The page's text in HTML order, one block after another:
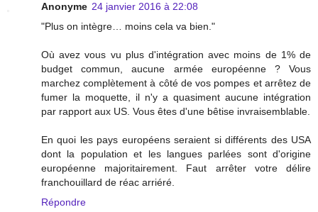
Anonyme 24 janvier 2016 à 22:08
"Plus on intègre… moins cela va bien."
Où avez vous vu plus d'intégration avec moins de 1% de
budget commun, aucune armée européenne ? Vous
marchez complètement à côté de vos pompes et arrêtez de
fumer la moquette, il n'y a quasiment aucune intégration
par rapport aux US. Vous êtes d'une bêtise invraisemblable.
En quoi les pays européens seraient si différents des USA
dont la population et les langues parlées sont d'origine
européenne majoritairement. Faut arrêter votre délire
franchouillard de réac arriéré.
Répondre